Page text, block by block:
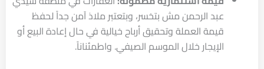
عبد الرحمن مش بتخسر، وبتعتبر ملاذ آمن جداً لحفظ
قيمة العملة وتحقيق أرباح خيالية في حال إعادة البيع أو
الإيجار خلال الموسم الصيفي. واطمئناناً.